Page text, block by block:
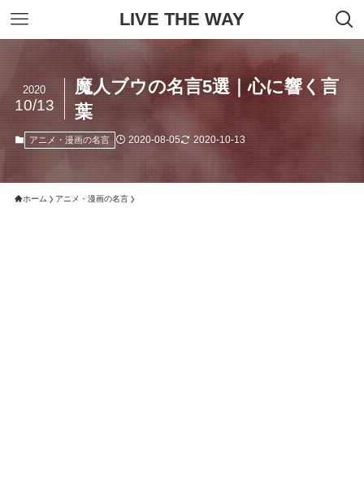
LIVE THE WAY
魔人ブウの名言5選｜心に響く言
葉
2020
10/13
アニメ・漫画の名言 2020-08-05 2020-10-13
ホーム アニメ・漫画の名言